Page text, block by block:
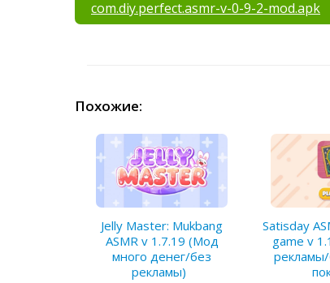
com.diy.perfect.asmr-v-0-9-2-mod.apk
Похожие:
Jelly Master: Mukbang
ASMR v 1.7.19 (Мод
много денег/без
рекламы)
Satisday
game v